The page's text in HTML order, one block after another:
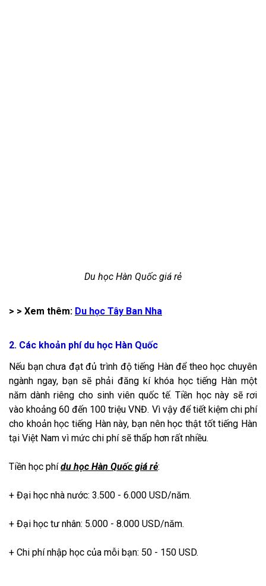
Du học Hàn Quốc giá rẻ
> > Xem thêm: Du học Tây Ban Nha
2. Các khoản phí du học Hàn Quốc
Nếu bạn chưa đạt đủ trình độ tiếng Hàn để theo học chuyên
ngành ngay, bạn sẽ phải đăng kí khóa học tiếng Hàn một
năm dành riêng cho sinh viên quốc tế. Tiền học này sẽ rơi
vào khoảng 60 đến 100 triệu VNĐ. Vì vậy để tiết kiệm chi phí
cho khoản học tiếng Hàn này, bạn nên học thật tốt tiếng Hàn
tại Việt Nam vì mức chi phí sẽ thấp hơn rất nhiều.
Tiền học phídu học Hàn Quốc giá rẻ:
+ Đại học nhà nước: 3.500 - 6.000 USD/năm.
+ Đại học tư nhân: 5.000 - 8.000 USD/năm.
+ Chi phí nhập học của mỗi bạn: 50 - 150 USD.